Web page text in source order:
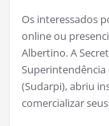
Os interessados
online ou
Albertino. A
(Sudarpi), abriu
comercializar